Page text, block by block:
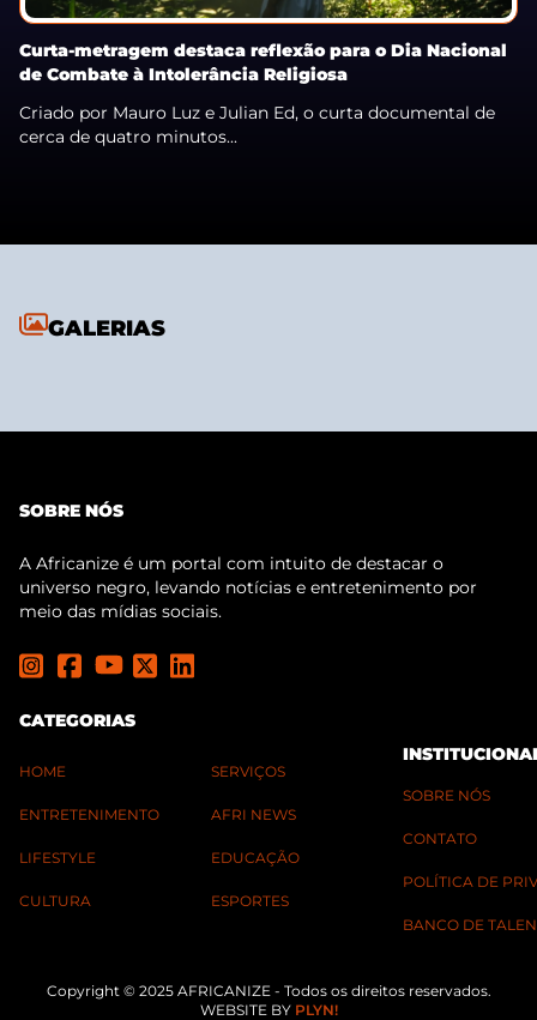
Curta-metragem destaca reflexão para o Dia Nacional
de Combate à Intolerância Religiosa
Criado por Mauro Luz e Julian Ed, o curta documental de
cerca de quatro minutos...
GALERIAS
SOBRE NÓS
A Africanize é um portal com intuito de destacar o
universo negro, levando notícias e entretenimento por
meio das mídias sociais.
CATEGORIAS
HOME
ENTRETENIMENTO
LIFESTYLE
CULTURA
SERVIÇOS
AFRI NEWS
EDUCAÇÃO
ESPORTES
SOBRE NÓS
CONTATO
POLÍTICA DE
BANCO DE
Copyright © 2025 AFRICANIZE - Todos os direitos reservados.
WEBSITE BY PLYN!